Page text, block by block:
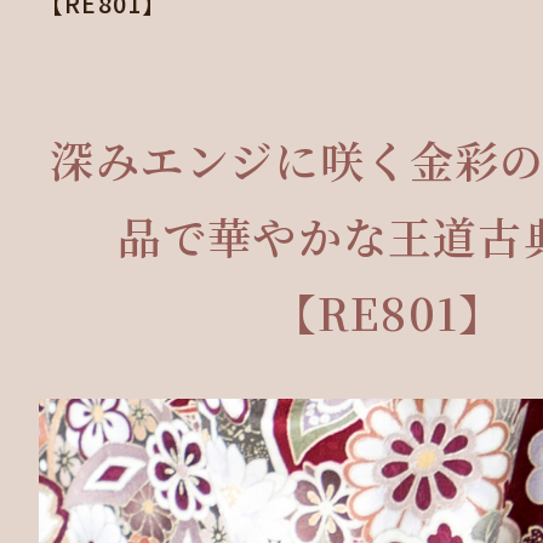
深みエンジに咲く金彩
品で華やかな王道古
【RE801】